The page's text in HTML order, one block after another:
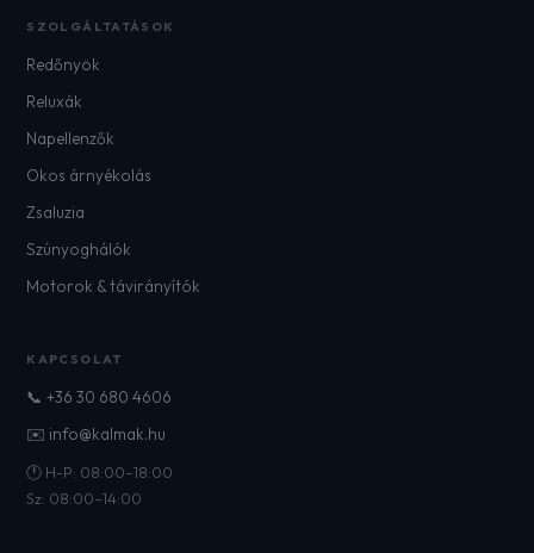
SZOLGÁLTATÁSOK
Redőnyök
Reluxák
Napellenzők
Okos árnyékolás
Zsaluzia
Szúnyoghálók
Motorok & távirányítók
KAPCSOLAT
📞 +36 30 680 4606
✉️ info@kalmak.hu
🕐 H-P: 08:00–18:00
Sz: 08:00–14:00